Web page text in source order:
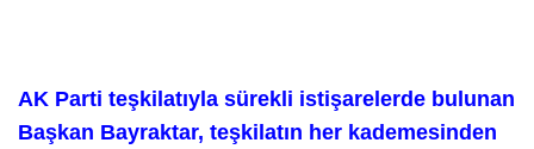
AK Parti teşkilatıyla sürekli istişarelerde bulunan
Başkan Bayraktar, teşkilatın her kademesinden